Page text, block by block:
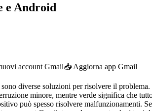
e Android
account Gmail📥 Aggiorna app Gmail
diverse soluzioni per risolvere il
minore, mentre verde significa che
può spesso risolvere malfunzionamenti.